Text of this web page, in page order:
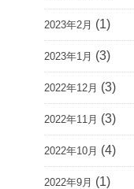
2023年2月 (1)
2023年1月 (3)
2022年12月 (3)
2022年11月 (3)
2022年10月 (4)
2022年9月 (1)